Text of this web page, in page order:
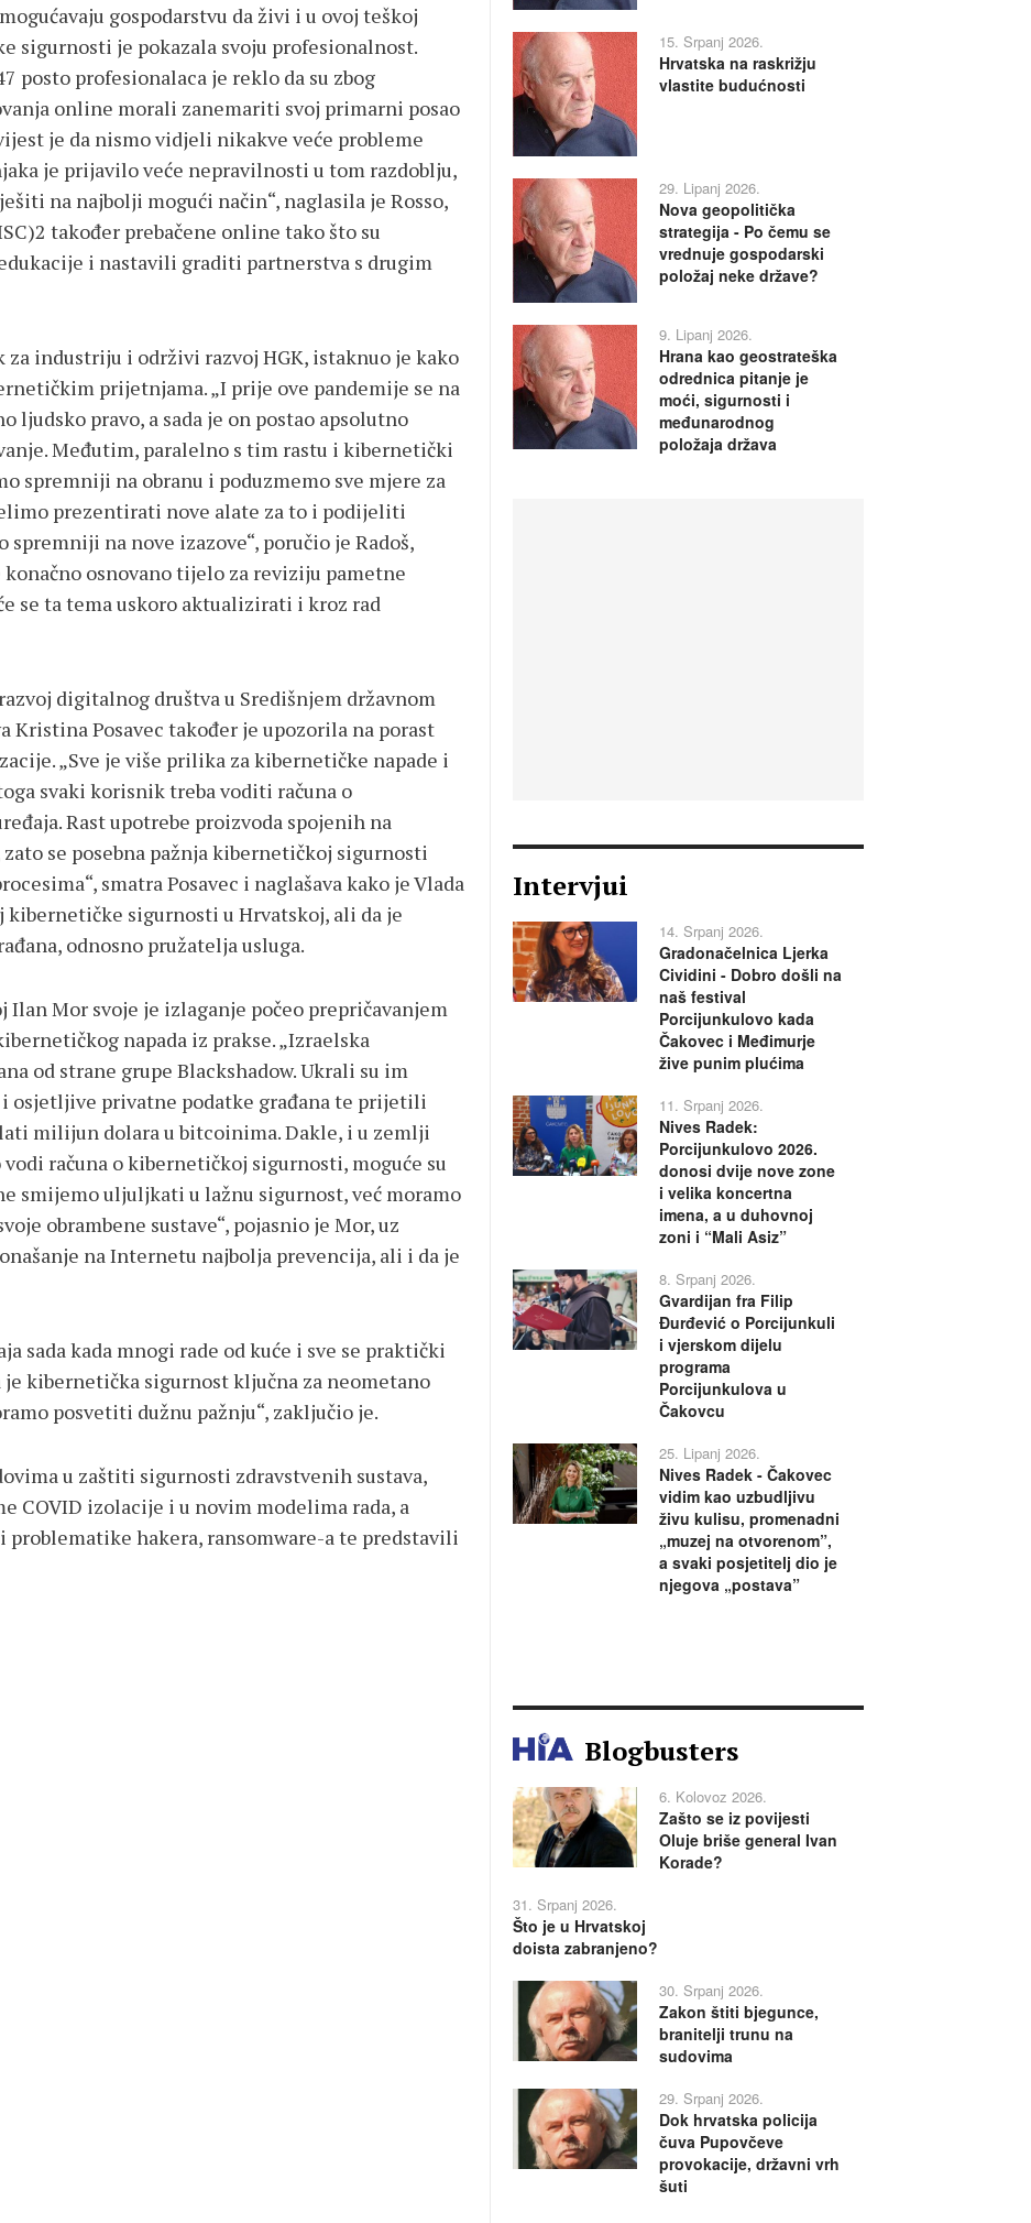
gospodarstvu da živi i u ovoj teškoj
sigurnosti je pokazala svoju profesionalnost.
posto profesionalaca je reklo da su zbog
online morali zanemariti svoj primarni posao
je da nismo vidjeli nikakve veće probleme
je prijavilo veće nepravilnosti u tom razdoblju,
na najbolji mogući način“, naglasila je Rosso,
također prebačene online tako što su
i nastavili graditi partnerstva s drugim
za industriju i održivi razvoj HGK, istaknuo je kako
prijetnjama. „I prije ove pandemije se na
pravo, a sada je on postao apsolutno
Međutim, paralelno s tim rastu i kibernetički
spremniji na obranu i poduzmemo sve mjere za
prezentirati nove alate za to i podijeliti
na nove izazove“, poručio je Radoš,
osnovano tijelo za reviziju pametne
se ta tema uskoro aktualizirati i kroz rad
digitalnog društva u Središnjem državnom
Kristina Posavec također je upozorila na porast
„Sve je više prilika za kibernetičke napade i
svaki korisnik treba voditi računa o
Rast upotrebe proizvoda spojenih na
se posebna pažnja kibernetičkoj sigurnosti
smatra Posavec i naglašava kako je Vlada
kibernetičke sigurnosti u Hrvatskoj, ali da je
odnosno pružatelja usluga.
Ilan Mor svoje je izlaganje počeo prepričavanjem
napada iz prakse. „Izraelska
od strane grupe Blackshadow. Ukrali su im
osjetljive privatne podatke građana te prijetili
milijun dolara u bitcoinima. Dakle, i u zemlji
računa o kibernetičkoj sigurnosti, moguće su
smijemo uljuljkati u lažnu sigurnost, već moramo
obrambene sustave“, pojasnio je Mor, uz
na Internetu najbolja prevencija, ali i da je
sada kada mnogi rade od kuće i sve se praktički
kibernetička sigurnost ključna za neometano
posvetiti dužnu pažnju“, zaključio je.
u zaštiti sigurnosti zdravstvenih sustava,
COVID izolacije i u novim modelima rada, a
problematike hakera, ransomware-a te predstavili
15. Srpanj 2026.
Hrvatska na raskrižju
vlastite budućnosti
29. Lipanj 2026.
Nova geopolitička
strategija - Po čemu se
vrednuje gospodarski
položaj neke države?
9. Lipanj 2026.
Hrana kao geostrateška
odrednica pitanje je
moći, sigurnosti i
međunarodnog
položaja država
Intervjui
14. Srpanj 2026.
Gradonačelnica Ljerka
Cividini - Dobro došli na
naš festival
Porcijunkulovo kada
Čakovec i Međimurje
žive punim plućima
11. Srpanj 2026.
Nives Radek:
Porcijunkulovo 2026.
donosi dvije nove zone
i velika koncertna
imena, a u duhovnoj
zoni i “Mali Asiz”
8. Srpanj 2026.
Gvardijan fra Filip
Đurđević o Porcijunkuli
i vjerskom dijelu
programa
Porcijunkulova u
Čakovcu
25. Lipanj 2026.
Nives Radek - Čakovec
vidim kao uzbudljivu
živu kulisu, promenadni
„muzej na otvorenom”,
a svaki posjetitelj dio je
njegova „postava”
Blogbusters
6. Kolovoz 2026.
Zašto se iz povijesti
Oluje briše general Ivan
Korade?
31. Srpanj 2026.
Što je u Hrvatskoj
doista zabranjeno?
30. Srpanj 2026.
Zakon štiti bjegunce,
branitelji trunu na
sudovima
29. Srpanj 2026.
Dok hrvatska policija
čuva Pupovčeve
provokacije, državni vrh
šuti